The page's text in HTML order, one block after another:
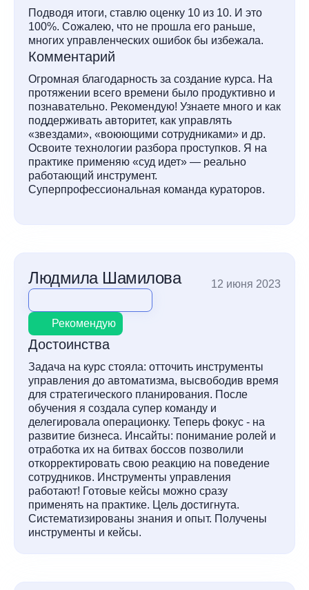
Подводя итоги, ставлю оценку 10 из 10. И это
100%. Сожалею, что не прошла его раньше,
многих управленческих ошибок бы избежала.
Комментарий
Огромная благодарность за создание курса. На
протяжении всего времени было продуктивно и
познавательно. Рекомендую! Узнаете много и как
поддерживать авторитет, как управлять
«звездами», «воюющими сотрудниками» и др.
Освоите технологии разбора проступков. Я на
практике применяю «суд идет» — реально
работающий инструмент.
Суперпрофессиональная команда кураторов.
Людмила Шамилова 12 июня 2023
Рекомендую
Достоинства
Задача на курс стояла: отточить инструменты
управления до автоматизма, высвободив время
для стратегического планирования. После
обучения я создала супер команду и
делегировала операционку. Теперь фокус - на
развитие бизнеса. Инсайты: понимание ролей и
отработка их на битвах боссов позволили
откорректировать свою реакцию на поведение
сотрудников. Инструменты управления
работают! Готовые кейсы можно сразу
применять на практике. Цель достигнута.
Систематизированы знания и опыт. Получены
инструменты и кейсы.